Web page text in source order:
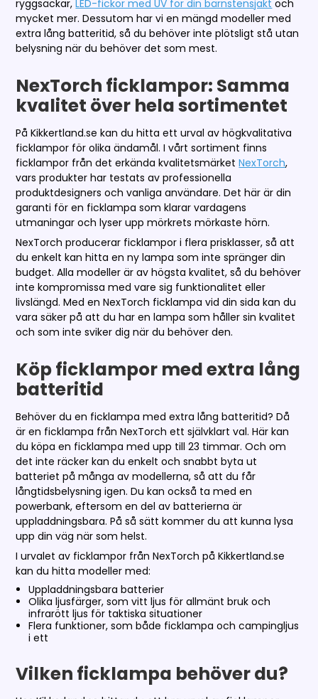
ryggsäckar,LED-fickor med UV för din bärnstensjakt och
mycket mer. Dessutom har vi en mängd modeller med
extra lång batteritid, så du behöver inte plötsligt stå utan
belysning när du behöver det som mest.
NexTorch ficklampor: Samma
kvalitet över hela sortimentet
På Kikkertland.se kan du hitta ett urval av högkvalitativa
ficklampor för olika ändamål. I vårt sortiment finns
ficklampor från det erkända kvalitetsmärketNexTorch,
vars produkter har testats av professionella
produktdesigners och vanliga användare. Det här är din
garanti för en ficklampa som klarar vardagens
utmaningar och lyser upp mörkrets mörkaste hörn.
NexTorch producerar ficklampor i flera prisklasser, så att
du enkelt kan hitta en ny lampa som inte spränger din
budget. Alla modeller är av högsta kvalitet, så du behöver
inte kompromissa med vare sig funktionalitet eller
livslängd. Med en NexTorch ficklampa vid din sida kan du
vara säker på att du har en lampa som håller sin kvalitet
och som inte sviker dig när du behöver den.
Köp ficklampor med extra lång
batteritid
Behöver du en ficklampa med extra lång batteritid? Då
är en ficklampa från NexTorch ett självklart val. Här kan
du köpa en ficklampa med upp till 23 timmar. Och om
det inte räcker kan du enkelt och snabbt byta ut
batteriet på många av modellerna, så att du får
långtidsbelysning igen. Du kan också ta med en
powerbank, eftersom en del av batterierna är
uppladdningsbara. På så sätt kommer du att kunna lysa
upp din väg när som helst.
I urvalet av ficklampor från NexTorch på Kikkertland.se
kan du hitta modeller med:
Uppladdningsbara batterier
Olika ljusfärger, som vitt ljus för allmänt bruk och
infrarött ljus för taktiska situationer
Flera funktioner, som både ficklampa och campingljus
i ett
Vilken ficklampa behöver du?